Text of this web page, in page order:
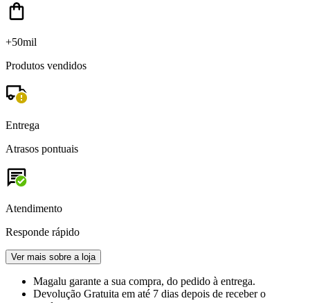
+50mil
Produtos vendidos
Entrega
Atrasos pontuais
Atendimento
Responde rápido
Ver mais sobre a loja
Magalu garante a sua compra, do pedido à entrega.
Devolução Gratuita em até 7 dias depois de receber o